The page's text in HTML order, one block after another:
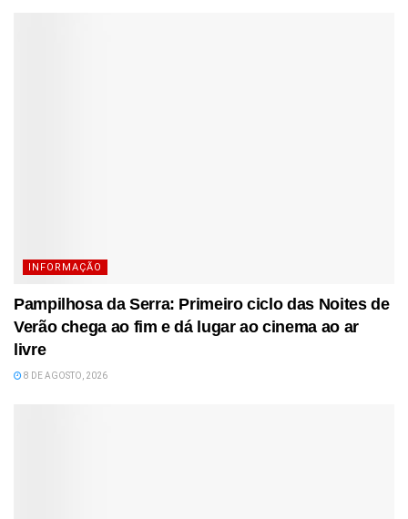
INFORMAÇÃO
Pampilhosa da Serra: Primeiro ciclo das Noites de
Verão chega ao fim e dá lugar ao cinema ao ar
livre
8 DE AGOSTO, 2026